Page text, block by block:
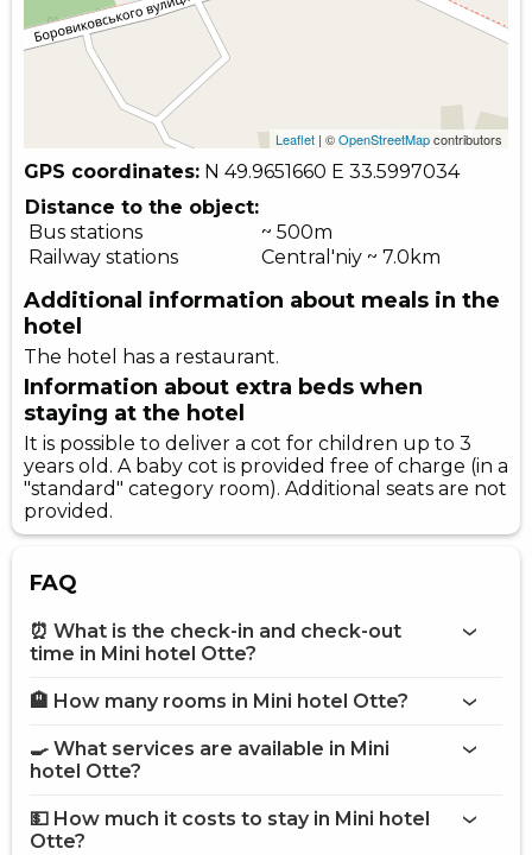
Leaflet | ©OpenStreetMapcontributors
GPS coordinates: N 49.9651660 E 33.5997034
Distance to the object:
Bus stations
~ 500m
Railway stations
Central'niy ~ 7.0km
Additional information about meals in the
hotel
The hotel has a restaurant.
Information about extra beds when
staying at the hotel
It is possible to deliver a cot for children up to 3
years old. A baby cot is provided free of charge (in a
"standard" category room). Additional seats are not
provided.
FAQ
⏰ What is the check-in and check-out
time in Mini hotel Otte?
More information about Mini hotel Otte
🏨 How many rooms in Mini hotel Otte?
🍳 What services are available in Mini
hotel Otte?
Bar
💵 How much it costs to stay in Mini hotel
Otte?